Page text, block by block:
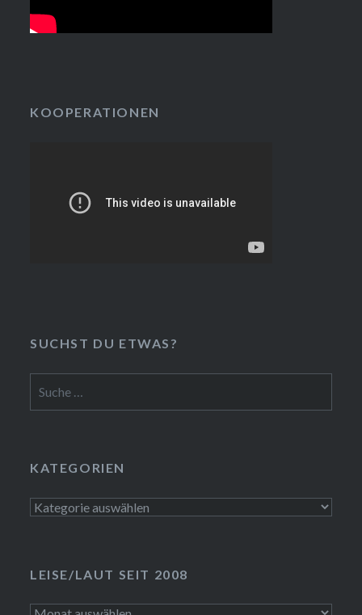
KOOPERATIONEN
SUCHST DU ETWAS?
nach:
KATEGORIEN
Kategorien
LEISE/LAUT SEIT 2008